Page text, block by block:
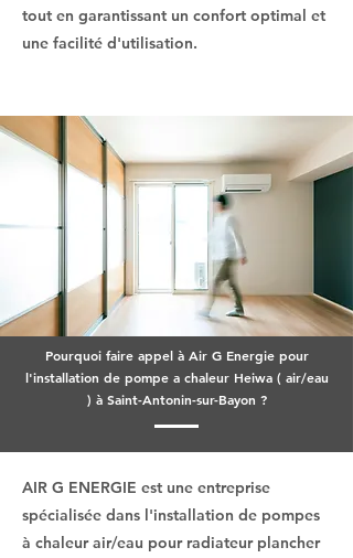
tout en garantissant un confort optimal et
une facilité d'utilisation.
Pourquoi faire appel à Air G Energie pour
l'installation de pompe a chaleur Heiwa ( air/eau
) à Saint-Antonin-sur-Bayon ?
AIR G ENERGIE est une entreprise
spécialisée dans l'installation de pompes
à chaleur air/eau pour radiateur plancher